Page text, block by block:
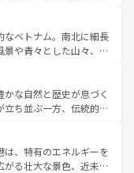
バラエティ豊かな料理
情報は コンテンツ一覧を参
自然美を楽しむことが
絶品のストリートフード
ている。夜には、韓国な
な魅力を心ゆくまで味
お、新着の韓国情報はコンテンツ一
なベトナム。南北に細長
景や青々とした山々、世
ノイの古い町並みやホ
物も、独特の雰囲気を
の豊かさとおいしさで
ムコーヒーなどは、ぜ
訪れてもあたたかい人々
と忘れられない旅にな
な自然と歴史が息づく
ち並ぶ一方、伝統的な
ェンマイなどの山岳地
ーケットやクラビの美し
とができる。タイ料理
は、特有のエネルギーを
る壮大な景色、近未来